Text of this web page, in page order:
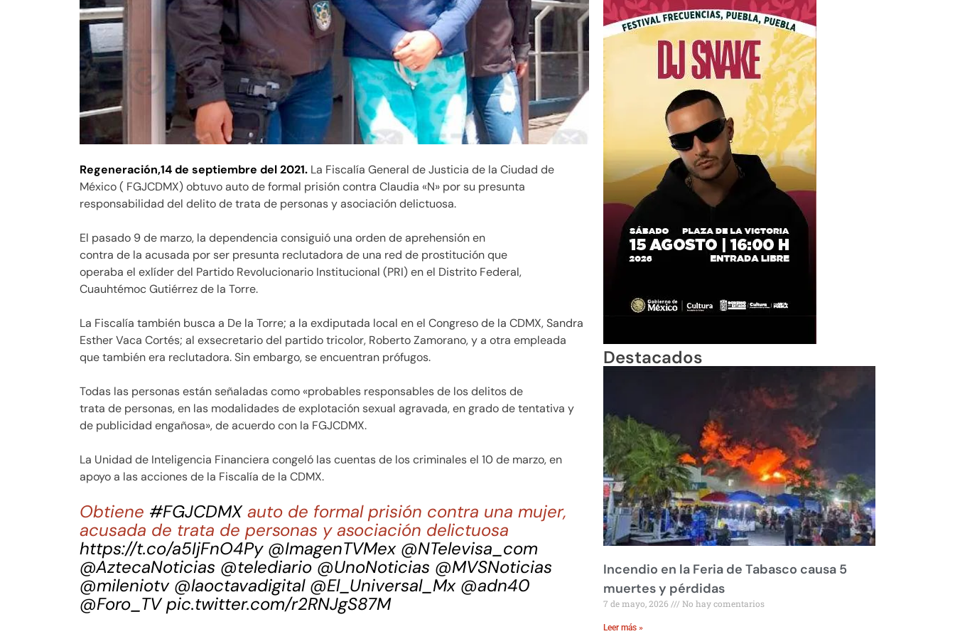
Regeneración,14 de septiembre del 2021. La Fiscalía General de Justicia de la Ciudad de
México ( FGJCDMX) obtuvo auto de formal prisión contra Claudia «N» por su presunta
responsabilidad del delito de trata de personas y asociación delictuosa.
El pasado 9 de marzo, la dependencia consiguió una orden de aprehensión en
contra de la acusada por ser presunta reclutadora de una red de prostitución que
operaba el exlíder del Partido Revolucionario Institucional (PRI) en el Distrito Federal,
Cuauhtémoc Gutiérrez de la Torre.
La Fiscalía también busca a De la Torre; a la exdiputada local en el Congreso de la CDMX, Sandra
Esther Vaca Cortés; al exsecretario del partido tricolor, Roberto Zamorano, y a otra empleada
que también era reclutadora. Sin embargo, se encuentran prófugos.
Todas las personas están señaladas como «probables responsables de los delitos de
trata de personas, en las modalidades de explotación sexual agravada, en grado de tentativa y
de publicidad engañosa», de acuerdo con la FGJCDMX.
La Unidad de Inteligencia Financiera congeló las cuentas de los criminales el 10 de marzo, en
apoyo a las acciones de la Fiscalía de la CDMX.
Obtiene #FGJCDMXauto de formal prisión contra una mujer,
acusada de trata de personas y asociación delictuosa
https://t.co/a5IjFnO4Py @ImagenTVMex @NTelevisa_com
@AztecaNoticias @telediario @UnoNoticias @MVSNoticias
@mileniotv @laoctavadigital @El_Universal_Mx @adn40
@Foro_TV pic.twitter.com/r2RNJgS87M
Destacados
Incendio en la Feria de Tabasco causa 5
muertes y pérdidas
7 de mayo, 2026 No hay comentarios
Leer más »